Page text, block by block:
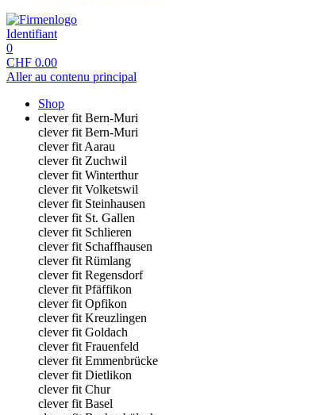
Identifiant
0
CHF 0.00
Aller au contenu principal
Shop
clever fit Bern-Muri
clever fit Bern-Muri
clever fit Aarau
clever fit Zuchwil
clever fit Winterthur
clever fit Volketswil
clever fit Steinhausen
clever fit St. Gallen
clever fit Schlieren
clever fit Schaffhausen
clever fit Rümlang
clever fit Regensdorf
clever fit Pfäffikon
clever fit Opfikon
clever fit Kreuzlingen
clever fit Goldach
clever fit Frauenfeld
clever fit Emmenbrücke
clever fit Dietlikon
clever fit Chur
clever fit Basel